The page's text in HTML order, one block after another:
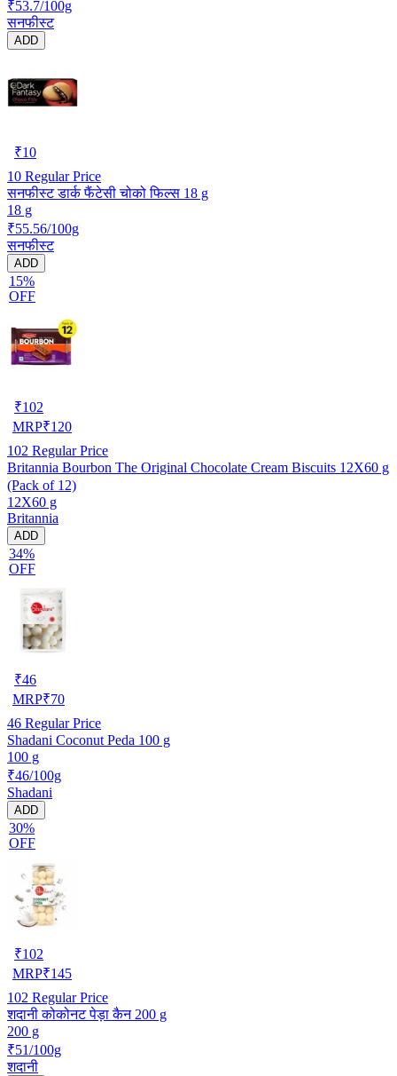
₹53.7/100g
सनफीस्ट
ADD
₹10
10 Regular Price
सनफीस्ट डार्क फैंटेसी चोको फिल्स 18 g
18 g
₹55.56/100g
सनफीस्ट
ADD
15%
OFF
₹102
MRP₹120
102 Regular Price
Britannia Bourbon The Original Chocolate Cream Biscuits 12X60 g
(Pack of 12)
12X60 g
Britannia
ADD
34%
OFF
₹46
MRP₹70
46 Regular Price
Shadani Coconut Peda 100 g
100 g
₹46/100g
Shadani
ADD
30%
OFF
₹102
MRP₹145
102 Regular Price
शदानी कोकोनट पेड़ा कैन 200 g
200 g
₹51/100g
शदानी